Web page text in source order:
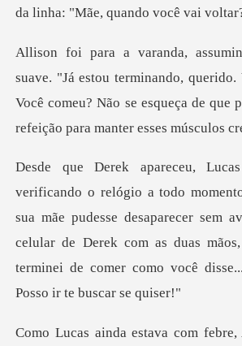
da linh
rminando, querido.
Você comeu? Não se esqueça de q
sua mãe pudesse desaparecer sem
celular de Derek com as duas